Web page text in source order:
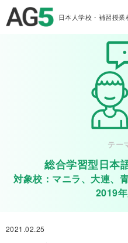
日本人学校・補習授業
テー
総合学習型日本
対象校：マニラ、大連、
2019
2021.02.25